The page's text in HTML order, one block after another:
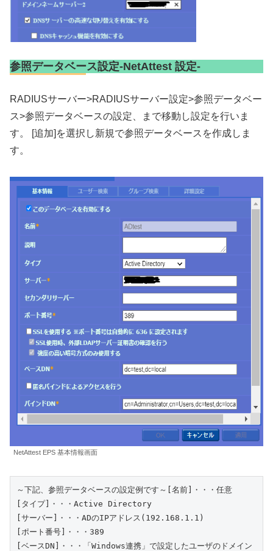
参照データベース設定-NetAttest 設定-
RADIUSサーバー>RADIUSサーバー設定>参照データベー
ス>参照データベースの設定、まで移動し設定を行いま
す。 [追加]を選択し新規で参照データベースを作成しま
す。
NetAttest EPS 基本情報画面
～下記、参照データベースの設定例です～[名前]・・・任意
[タイプ]・・・Active Directory
[サーバー]・・・ADのIPアドレス(192.168.1.1)
[ポート番号]・・・389
[ベースDN]・・・「Windows連携」で設定したユーザのドメイン